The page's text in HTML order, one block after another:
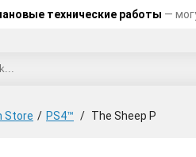
технические работы —
Store / PS4™ / The Sheep P